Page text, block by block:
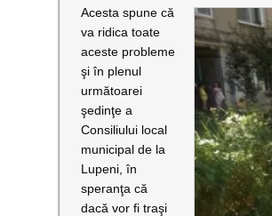
Acesta spune că
va ridica toate
aceste probleme
şi în plenul
următoarei
şedinţe a
Consiliului local
municipal de la
Lupeni, în
speranţa că
dacă vor fi traşi